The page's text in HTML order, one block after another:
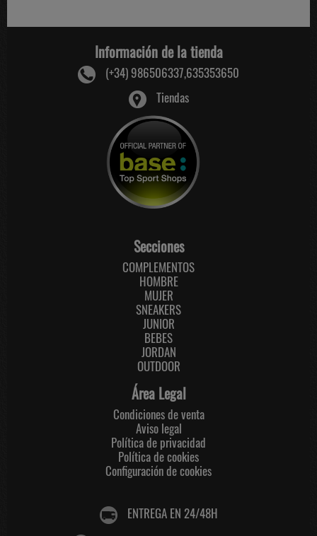
Información de la tienda
(+34) 986506337,635353650
Tiendas
Secciones
COMPLEMENTOS
HOMBRE
MUJER
SNEAKERS
JUNIOR
BEBES
JORDAN
OUTDOOR
Área Legal
Condiciones de venta
Aviso legal
Política de privacidad
Política de cookies
Configuración de cookies
ENTREGA EN 24/48H